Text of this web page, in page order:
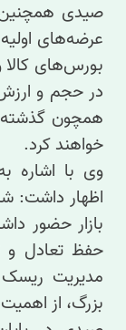
صیدی همچنین
عرضه‌های
بورس‌های کالا
در حجم و
همچون گذشته
خواهند کرد.
وی با اشاره
اظهار داشت:
بازار حضور
حفظ تعادل و
مدیریت ریسک
بزرگ، از